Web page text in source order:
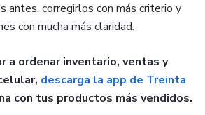
antes, corregirlos con más criterio y
con mucha más claridad.
a ordenar inventario, ventas y
descarga la app de Treinta
con tus productos más vendidos.